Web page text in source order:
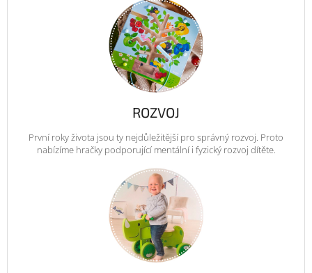
ROZVOJ
První roky života jsou ty nejdůležitější pro správný rozvoj. Proto
nabízíme hračky podporující mentální i fyzický rozvoj dítěte.